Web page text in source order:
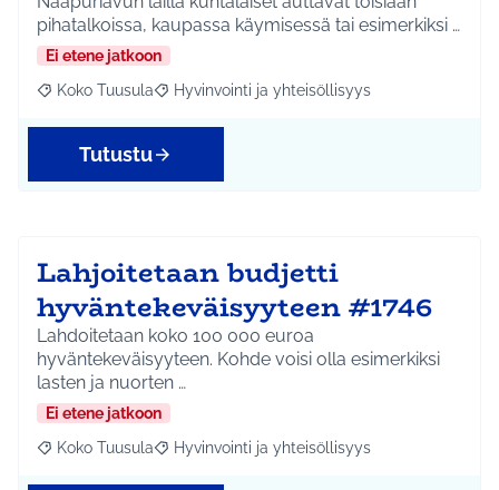
pihatalkoissa, kaupassa käymisessä tai esimerkiksi …
Ei etene jatkoon
Rajaa tulokset aihepiirin mukaan: Koko Tuusula
Koko Tuusula Rajaa tulokset teeman mukaan: Hyvinvointi ja
Hyvinvointi ja yhteisöllisyys
Tutustu
Lahjoitetaan budjetti
hyväntekeväisyyteen #1746
Lahdoitetaan koko 100 000 euroa
hyväntekeväisyyteen. Kohde voisi olla esimerkiksi
lasten ja nuorten …
Ei etene jatkoon
Rajaa tulokset aihepiirin mukaan: Koko Tuusula
Koko Tuusula Rajaa tulokset teeman mukaan: Hyvinvointi ja
Hyvinvointi ja yhteisöllisyys